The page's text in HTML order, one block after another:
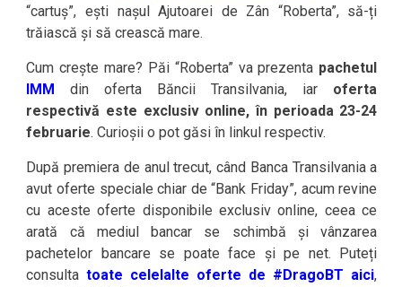
“cartuș”, ești nașul Ajutoarei de Zân “Roberta”, să-ți
trăiască și să crească mare.
Cum crește mare? Păi “Roberta” va prezenta pachetul
IMM din oferta Băncii Transilvania, iar oferta
respectivă este exclusiv online, în perioada 23-24
februarie. Curioșii o pot găsi în linkul respectiv.
După premiera de anul trecut, când Banca Transilvania a
avut oferte speciale chiar de “Bank Friday”, acum revine
cu aceste oferte disponibile exclusiv online, ceea ce
arată că mediul bancar se schimbă și vânzarea
pachetelor bancare se poate face și pe net. Puteți
consultatoate celelalte oferte de #DragoBT aici,